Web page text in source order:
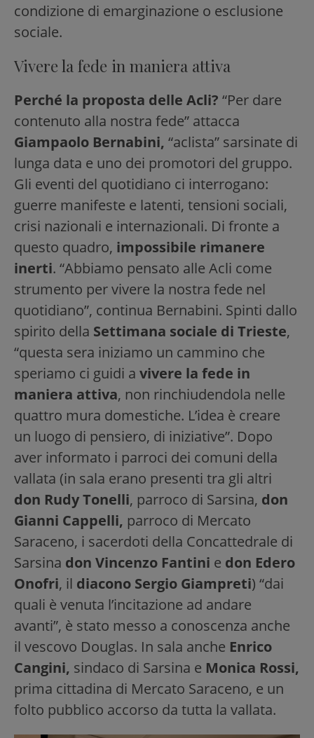
condizione di emarginazione o esclusione
sociale.
Vivere la fede in maniera attiva
Perché la proposta delle Acli? “Per dare
contenuto alla nostra fede” attacca
Giampaolo Bernabini, “aclista” sarsinate di
lunga data e uno dei promotori del gruppo.
Gli eventi del quotidiano ci interrogano:
guerre manifeste e latenti, tensioni sociali,
crisi nazionali e internazionali. Di fronte a
questo quadro, impossibile rimanere
inerti. “Abbiamo pensato alle Acli come
strumento per vivere la nostra fede nel
quotidiano”, continua Bernabini. Spinti dallo
spirito della Settimana sociale di Trieste,
“questa sera iniziamo un cammino che
speriamo ci guidi a vivere la fede in
maniera attiva, non rinchiudendola nelle
quattro mura domestiche. L’idea è creare
un luogo di pensiero, di iniziative”. Dopo
aver informato i parroci dei comuni della
vallata (in sala erano presenti tra gli altri
don Rudy Tonelli, parroco di Sarsina, don
Gianni Cappelli, parroco di Mercato
Saraceno, i sacerdoti della Concattedrale di
Sarsina don Vincenzo Fantini e don Edero
Onofri, il diacono Sergio Giampreti) “dai
quali è venuta l’incitazione ad andare
avanti”, è stato messo a conoscenza anche
il vescovo Douglas. In sala anche Enrico
Cangini, sindaco di Sarsina e Monica Rossi,
prima cittadina di Mercato Saraceno, e un
folto pubblico accorso da tutta la vallata.